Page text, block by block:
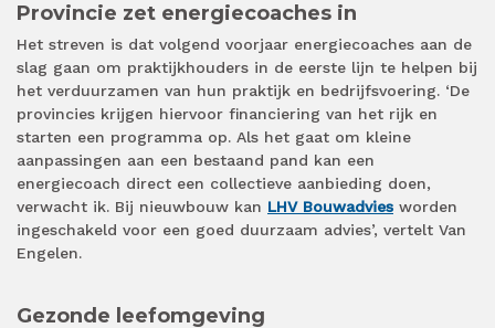
Provincie zet energiecoaches in
Het streven is dat volgend voorjaar energiecoaches aan de
slag gaan om praktijkhouders in de eerste lijn te helpen bij
het verduurzamen van hun praktijk en bedrijfsvoering. ‘De
provincies krijgen hiervoor financiering van het rijk en
starten een programma op. Als het gaat om kleine
aanpassingen aan een bestaand pand kan een
energiecoach direct een collectieve aanbieding doen,
verwacht ik. Bij nieuwbouw kan LHV Bouwadvies worden
ingeschakeld voor een goed duurzaam advies’, vertelt Van
Engelen.
Gezonde leefomgeving